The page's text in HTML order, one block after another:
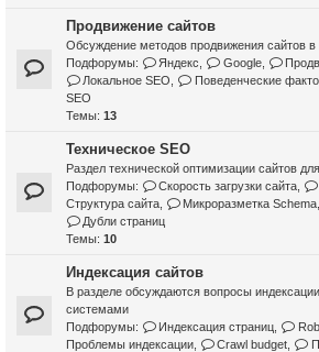
Продвижение сайтов
Обсуждение методов продвижения сайтов
Подфорумы:
Яндекс Google,
Локальное SEO
Поведенческие
SEO
Темы: 13
Техническое SEO
Раздел технической оптимизации сайтов
Подфорумы:
Скорость загрузки сайта
Структура сайта
Микроразметка Schema
Дубли страниц
Темы: 10
Индексация сайтов
В разделе обсуждаются вопросы
системами
Подфорумы:
Индексация страниц
Проблемы индексации
Crawl budget